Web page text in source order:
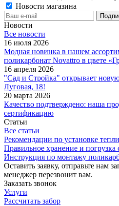
Новости магазина
Новости
Все новости
16 июля 2026
Модная новинка в нашем
поликарбонат Novattro в цвете
16 апреля 2026
"Сад и Стройка" открывает
Луговая, 18!
20 марта 2026
Качество подтверждено: наша
сертификацию
Статьи
Все статьи
Рекомендации по установке
Правильное хранение и погрузка
Инструкция по монтажу
Оставить заявку, отправьте нам
менеджер перезвонит вам.
Заказать звонок
Услуги
Рассчитать забор